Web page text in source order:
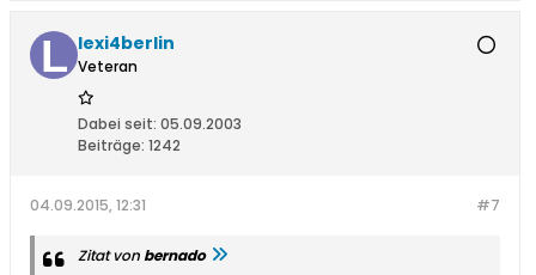
lexi4berlin
Veteran
Dabei seit: 05.09.2003
Beiträge: 1242
#7
04.09.2015, 12:31
Zitat vonbernado